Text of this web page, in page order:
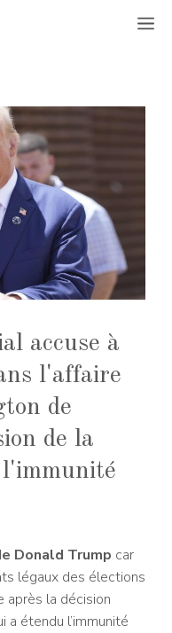
accuse à
l'affaire
de
de la
Donald Trump car
légaux des élections
après la décision
a étendu l’immunité